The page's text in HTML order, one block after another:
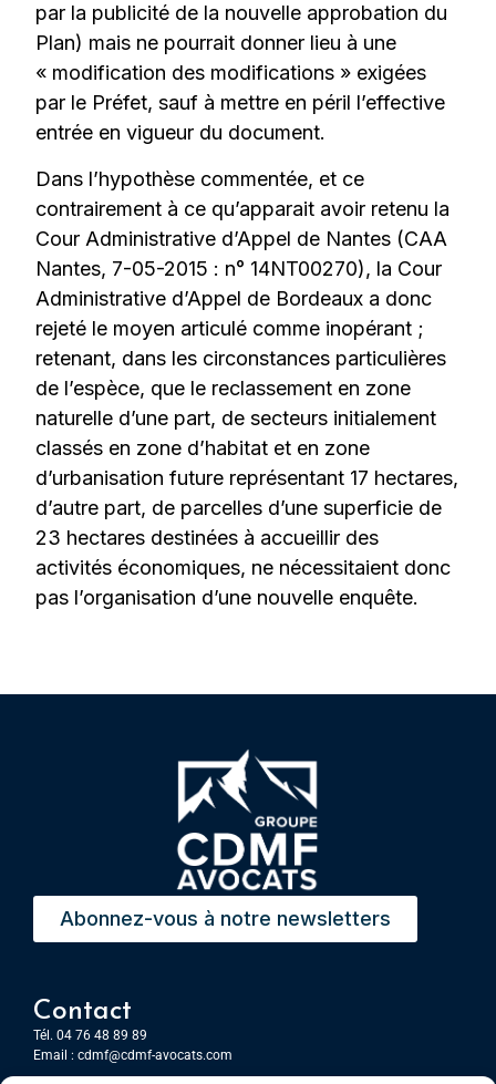
par la publicité de la nouvelle approbation du
Plan) mais ne pourrait donner lieu à une
« modification des modifications » exigées
par le Préfet, sauf à mettre en péril l’effective
entrée en vigueur du document.
Dans l’hypothèse commentée, et ce
contrairement à ce qu’apparait avoir retenu la
Cour Administrative d’Appel de Nantes (CAA
Nantes, 7-05-2015 : n° 14NT00270), la Cour
Administrative d’Appel de Bordeaux a donc
rejeté le moyen articulé comme inopérant ;
retenant, dans les circonstances particulières
de l’espèce, que le reclassement en zone
naturelle d’une part, de secteurs initialement
classés en zone d’habitat et en zone
d’urbanisation future représentant 17 hectares,
d’autre part, de parcelles d’une superficie de
23 hectares destinées à accueillir des
activités économiques, ne nécessitaient donc
pas l’organisation d’une nouvelle enquête.
Abonnez-vous à notre newsletters
Contact
Tél. 04 76 48 89 89
Email : cdmf@cdmf-avocats.com